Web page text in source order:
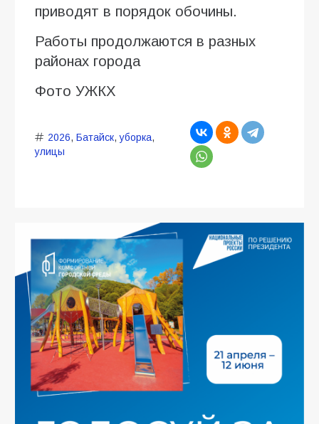
приводят в порядок обочины.
Работы продолжаются в разных
районах города
Фото УЖКХ
2026, Батайск,уборка,
улицы